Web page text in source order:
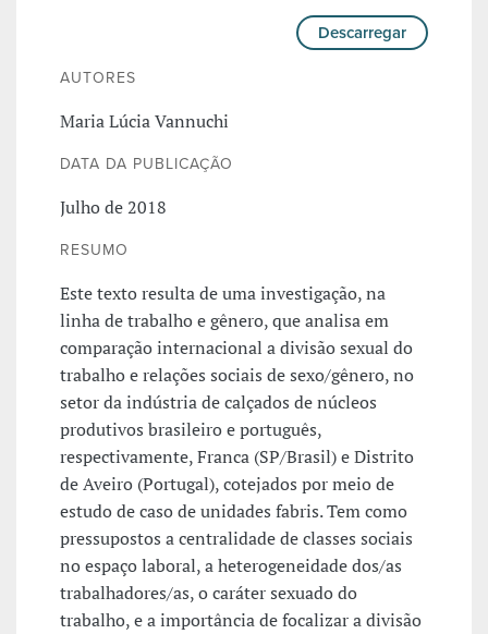
Descarregar
AUTORES
Maria Lúcia Vannuchi
DATA DA PUBLICAÇÃO
Julho de 2018
RESUMO
Este texto resulta de uma investigação, na
linha de trabalho e gênero, que analisa em
comparação internacional a divisão sexual do
trabalho e relações sociais de sexo/gênero, no
setor da indústria de calçados de núcleos
produtivos brasileiro e português,
respectivamente, Franca (SP/Brasil) e Distrito
de Aveiro (Portugal), cotejados por meio de
estudo de caso de unidades fabris. Tem como
pressupostos a centralidade de classes sociais
no espaço laboral, a heterogeneidade dos/as
trabalhadores/as, o caráter sexuado do
trabalho, e a importância de focalizar a divisão